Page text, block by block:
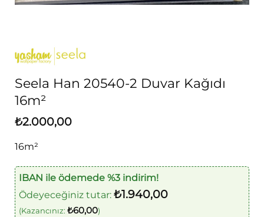
Seela Han 20540-2 Duvar Kağıdı
16m²
₺2.000,00
16m²
IBAN ile ödemede %3 indirim!
Ödeyeceğiniz tutar: ₺1.940,00
(Kazancınız: ₺60,00)